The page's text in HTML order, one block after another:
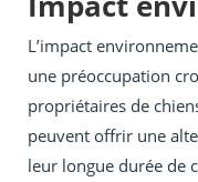
L’impact
une préoccupation
propriétaires de
peuvent offrir une
leur longue durée de